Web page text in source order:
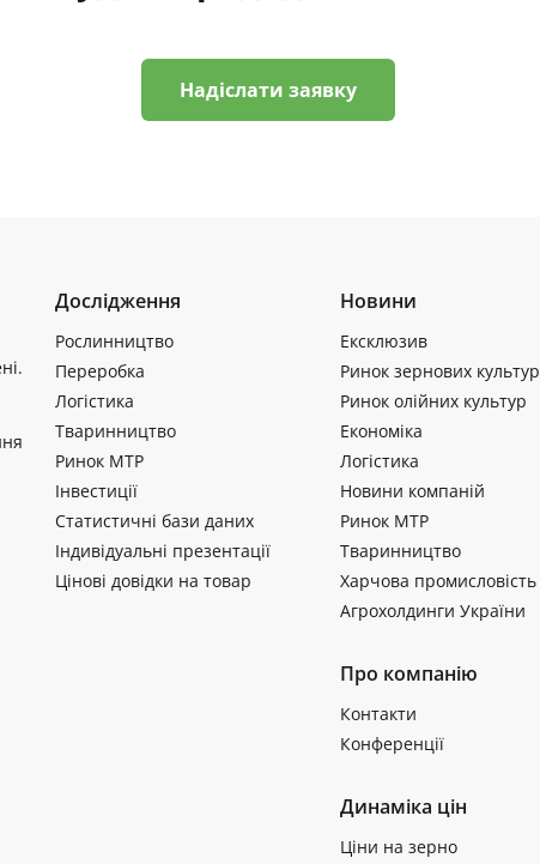
Надіслати заявку
Дослідження
Рослинництво
Переробка
Логістика
Тваринництво
Ринок МТР
Інвестиції
Статистичні бази даних
Індивідуальні презентації
Цінові довідки на товар
Новини
Ексклюзив
Ринок зернових культур
Ринок олійних культур
Економіка
Логістика
Новини компаній
Ринок МТР
Тваринництво
Харчова промисловість
Агрохолдинги України
Про компанію
Контакти
Конференції
Динаміка цін
Ціни на зерно